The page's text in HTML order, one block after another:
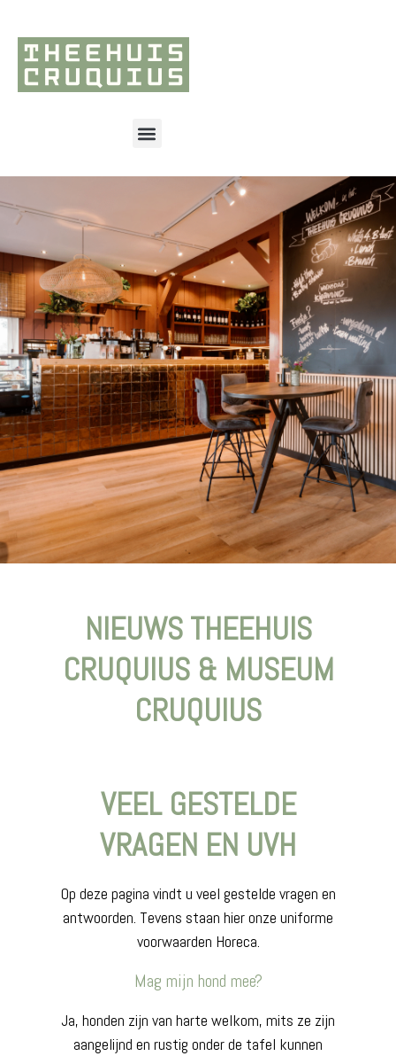
NIEUWS THEEHUIS
CRUQUIUS & MUSEUM
CRUQUIUS
VEEL GESTELDE
VRAGEN EN UVH
Op deze pagina vindt u veel gestelde vragen en
antwoorden. Tevens staan hier onze uniforme
voorwaarden Horeca.
Mag mijn hond mee?
Ja, honden zijn van harte welkom, mits ze zijn
aangelijnd en rustig onder de tafel kunnen